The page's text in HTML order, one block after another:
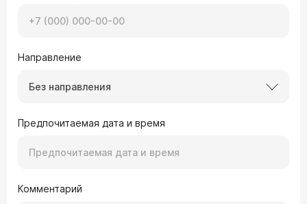
Направление
Без направления
Предпочитаемая дата и время
Комментарий